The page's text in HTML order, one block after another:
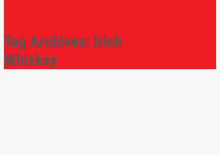
Tag Archives: Irish
Whiskey